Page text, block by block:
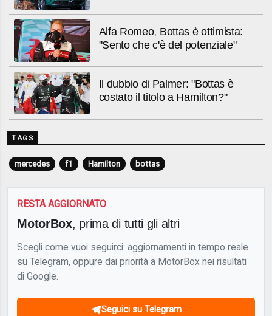
Alfa Romeo, Bottas è ottimista:
"Sento che c'è del potenziale"
Il dubbio di Palmer: "Bottas è
costato il titolo a Hamilton?"
TAGS
mercedes f1 Hamilton bottas
RESTA AGGIORNATO
MotorBox, prima di tutti gli altri
Scegli come vuoi seguirci: aggiornamenti in tempo reale
su Telegram, oppure dai priorità a MotorBox nei risultati
di Google.
Seguici su Telegram